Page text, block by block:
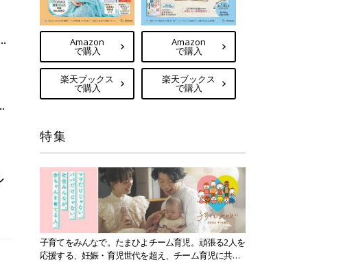
Amazon
で購入
楽天ブックス
で購入
Amazon
で購入
楽天ブックス
で購入
特集
子育てをみんなで。たまひよチーム育児。頑張る2人を
応援する、妊娠・育児世代を超え、チーム育児に共感